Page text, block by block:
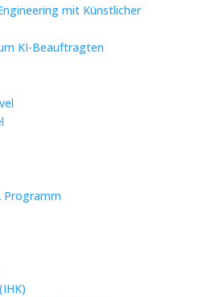
mit Künstlicher
KI-Beauftragten
Programm